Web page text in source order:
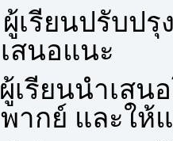
ผู้เรียนปรับป
เสนอแนะ
ผู้เรียนนำเสน
พากย์ และให้